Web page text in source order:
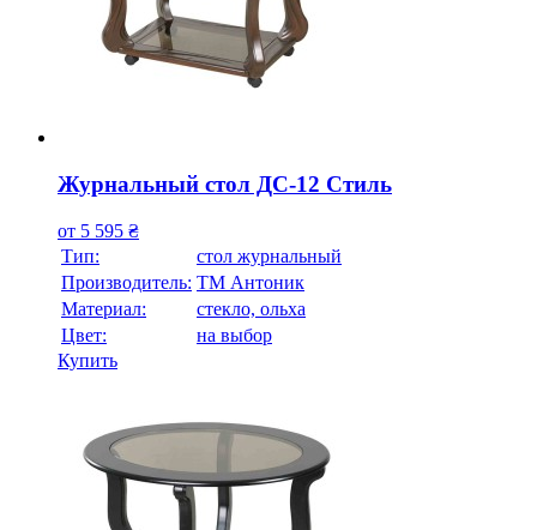
Журнальный стол ДС-12 Стиль
от 5 595 ₴
Тип:
стол журнальный
Производитель: ТМ Антоник
Материал:
стекло, ольха
Цвет:
на выбор
Купить